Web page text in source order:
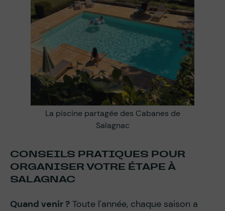
La piscine partagée des Cabanes de
Salagnac
CONSEILS PRATIQUES POUR
ORGANISER VOTRE ÉTAPE À
SALAGNAC
Quand venir ? Toute l'année, chaque saison a